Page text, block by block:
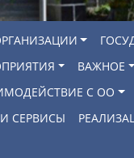
ВАЖНОЕ
С ОО
СЕРВИСЫ